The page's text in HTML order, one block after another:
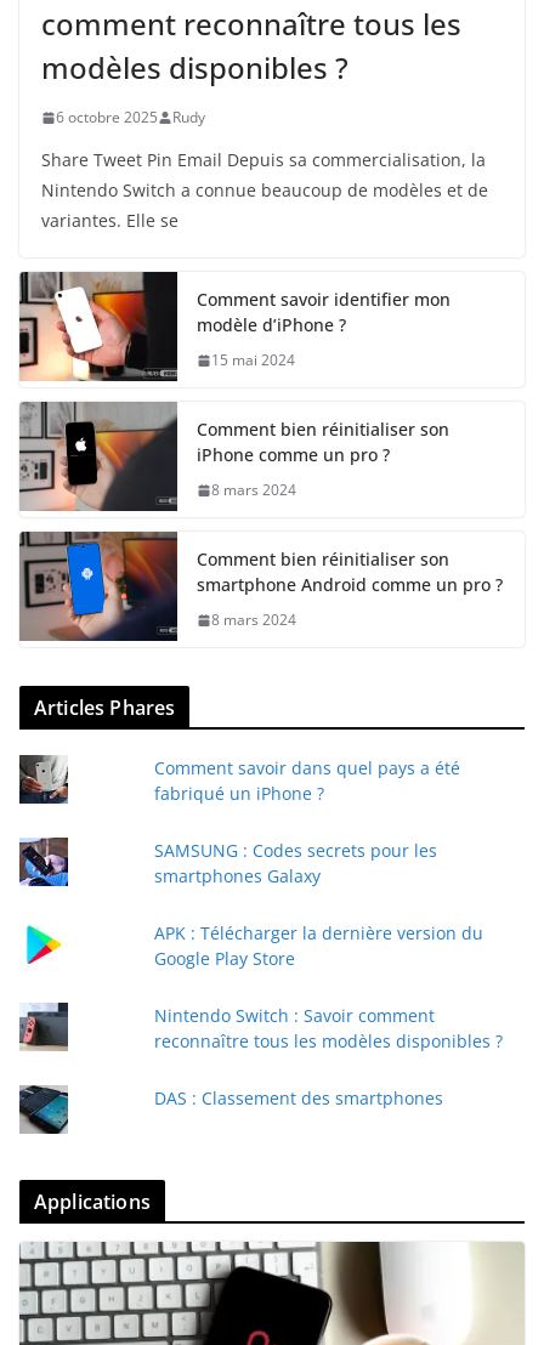
comment reconnaître tous les
modèles disponibles ?
6 octobre 2025 Rudy
Share Tweet Pin Email Depuis sa commercialisation, la
Nintendo Switch a connue beaucoup de modèles et de
variantes. Elle se
Comment savoir identifier mon
modèle d’iPhone ?
15 mai 2024
Comment bien réinitialiser son
iPhone comme un pro ?
8 mars 2024
Comment bien réinitialiser son
smartphone Android comme un pro ?
8 mars 2024
Articles Phares
Comment savoir dans quel pays a été
fabriqué un iPhone ?
SAMSUNG : Codes secrets pour les
smartphones Galaxy
APK : Télécharger la dernière version du
Google Play Store
Nintendo Switch : Savoir comment
reconnaître tous les modèles disponibles ?
DAS : Classement des smartphones
Applications